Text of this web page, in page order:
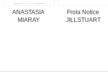
ANASTASIA
MIARAY
Frola Notice
JILLSTUART